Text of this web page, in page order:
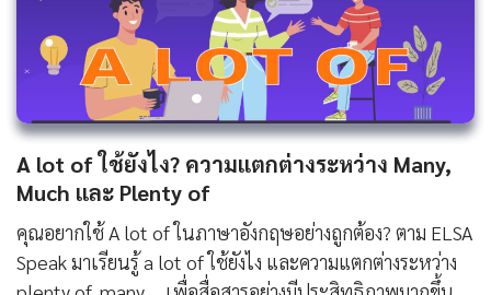
A lot of ใช้ยังไง? ความแตกต่างระหว่าง Many,
Much และ Plenty of
คุณอยากใช้ A lot of ในภาษาอังกฤษอย่างถูกต้อง? ตาม ELSA
Speak มาเรียนรู้ a lot of ใช้ยังไง และความแตกต่างระหว่าง